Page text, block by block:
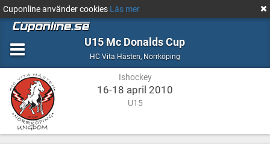
Cuponline använder cookies Läs mer
U15 Mc Donalds Cup
HC Vita Hästen, Ishockey
NorrköpingNorrköping
Ishockey
16-18 april 2010
U15